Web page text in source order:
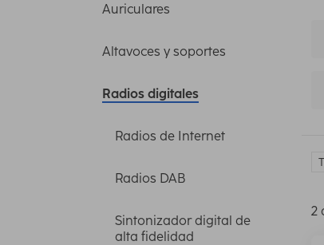
Auriculares
Altavoces y soportes
Radios digitales
Radios de Internet
Radios DAB
Sintonizador digital de
alta fidelidad
2